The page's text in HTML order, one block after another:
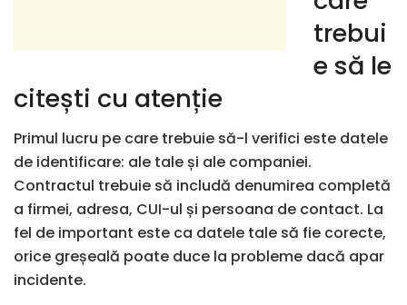
trebui
e să le
citești cu atenție
Primul lucru pe care trebuie să-l verifici este datele
de identificare: ale tale și ale companiei.
Contractul trebuie să includă denumirea completă
a firmei, adresa, CUI-ul și persoana de contact. La
fel de important este ca datele tale să fie corecte,
orice greșeală poate duce la probleme dacă apar
incidente.